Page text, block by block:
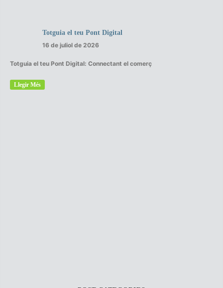
Totguia el teu Pont Digital
16 de juliol de 2026
Totguia el teu Pont Digital: Connectant el comerç
Llegir Més